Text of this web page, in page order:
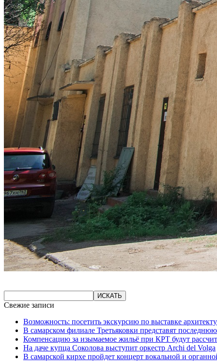
Свежие записи
Возможность: посетить экскурсию по выставке
В самарском филиале Третьяковки представят
Компенсацию за изымаемое жильё при КРТ будут
На даче купца Соколова выступит оркестр Archi del Volga
В самарской кирхе пройдет концерт вокальной и